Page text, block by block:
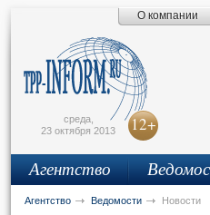
О компании
среда,
23 октября 2013
12+
Агентство
Агентство Ведомости Новости